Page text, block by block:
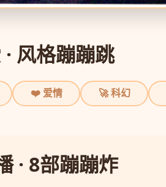
风格蹦蹦跳
❤️ 爱情 🚀 科幻
· 8部蹦蹦炸